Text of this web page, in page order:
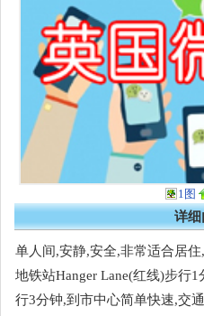
1图
详细
单人间,安静,安全,非常适合居
地铁站Hanger Lane(红线)步行
行3分钟,到市中心简单快速,交